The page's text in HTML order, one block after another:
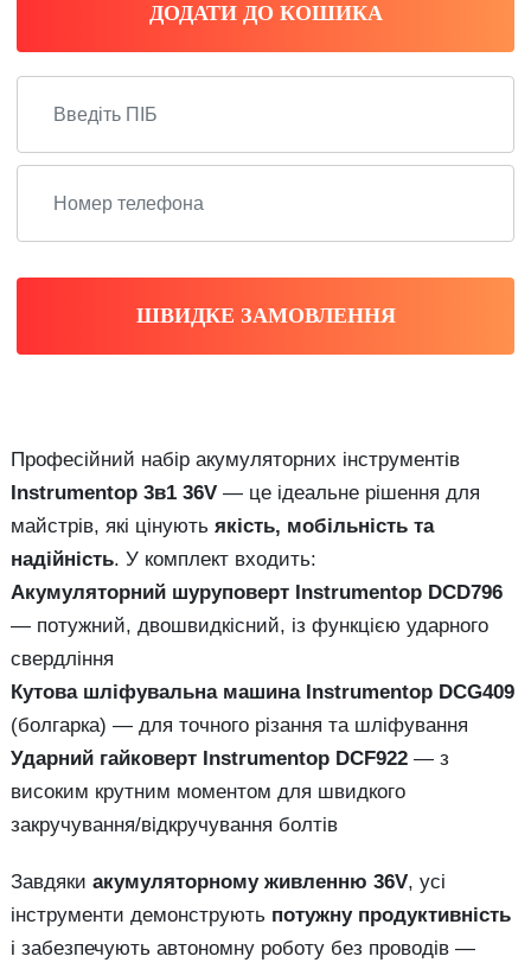
ДОДАТИ ДО КОШИКА
ШВИДКЕ ЗАМОВЛЕННЯ
Професійний набір акумуляторних інструментів
Instrumentop 3в1 36V — це ідеальне рішення для
майстрів, які цінують якість, мобільність та
надійність. У комплект входить:
Акумуляторний шуруповерт Instrumentop DCD796
— потужний, двошвидкісний, із функцією ударного
свердління
Кутова шліфувальна машина Instrumentop DCG409
(болгарка) — для точного різання та шліфування
Ударний гайковерт Instrumentop DCF922 — з
високим крутним моментом для швидкого
закручування/відкручування болтів
Завдяки акумуляторному живленню 36V, усі
інструменти демонструють потужну продуктивність
і забезпечують автономну роботу без проводів —